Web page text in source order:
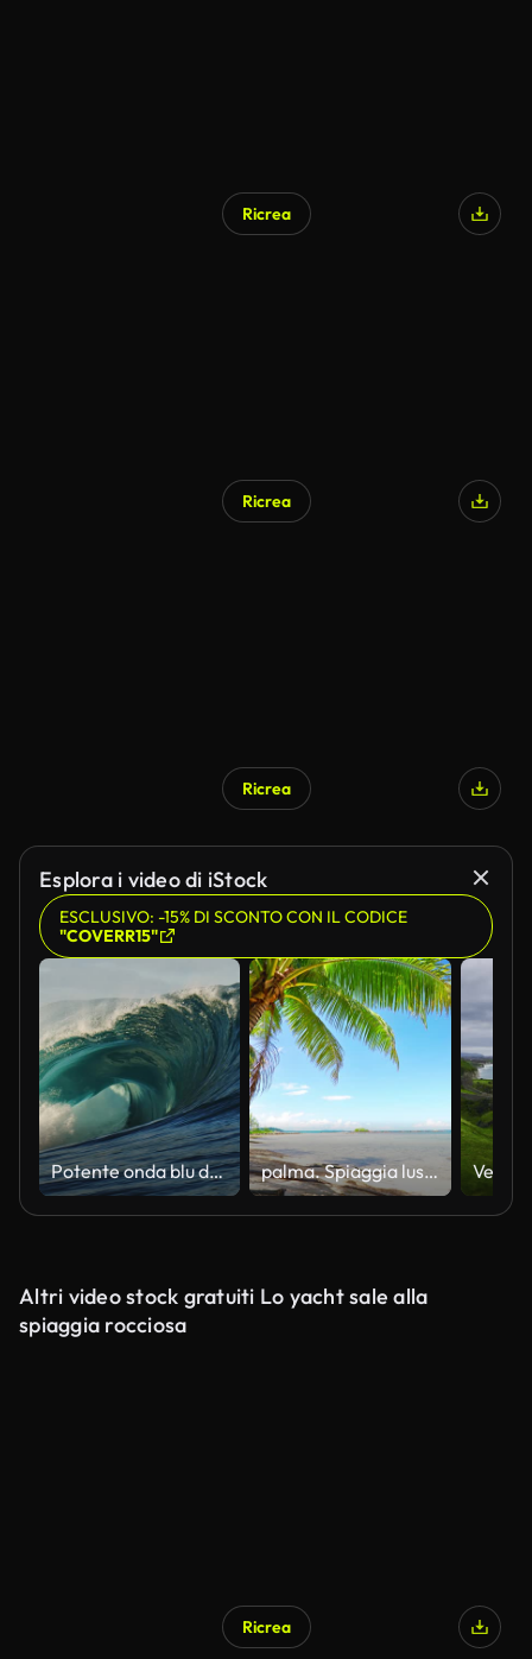
Ricrea
Ricrea
Ricrea
Esplora i video di iStock
ESCLUSIVO: -15% DI SCONTO CON IL CODICE
"COVERR15"
Potente onda blu dell'oceano che si infrange in acque aperte palma. Spiaggia lussuosa. viaggio. giorno festivo
Altri video stock gratuiti Lo yacht sale alla
spiaggia rocciosa
Ricrea